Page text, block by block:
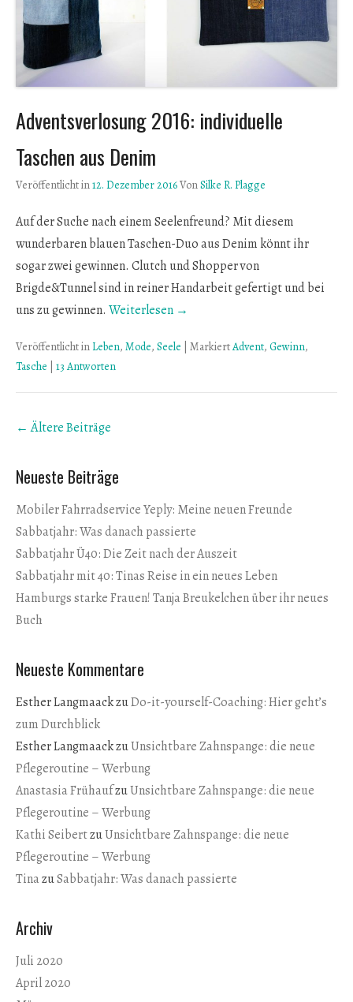
Adventsverlosung 2016: individuelle
Taschen aus Denim
Veröffentlicht in12. Dezember 2016VonSilke R. Plagge
Auf der Suche nach einem Seelenfreund? Mit diesem
wunderbaren blauen Taschen-Duo aus Denim könnt ihr
sogar zwei gewinnen. Clutch und Shopper von
Brigde&Tunnel sind in reiner Handarbeit gefertigt und bei
uns zu gewinnen. Weiterlesen →
Veröffentlicht in Leben, Mode, Seele MarkiertAdvent, Gewinn,
Tasche
13 Antworten
Beitrags
← Ältere Beiträge
Neueste Beiträge
Mobiler Fahrradservice Yeply: Meine neuen Freunde
Sabbatjahr: Was danach passierte
Sabbatjahr Ü40: Die Zeit nach der Auszeit
Sabbatjahr mit 40: Tinas Reise in ein neues Leben
Hamburgs starke Frauen! Tanja Breukelchen über ihr neues
Buch
Neueste Kommentare
Esther LangmaackzuDo-it-yourself-Coaching: Hier geht’s
zum Durchblick
Esther LangmaackzuUnsichtbare Zahnspange: die neue
Pflegeroutine – Werbung
Anastasia FrühaufzuUnsichtbare Zahnspange: die neue
Pflegeroutine – Werbung
Kathi SeibertzuUnsichtbare Zahnspange: die neue
Pflegeroutine – Werbung
TinazuSabbatjahr: Was danach passierte
Archiv
Juli 2020
April 2020